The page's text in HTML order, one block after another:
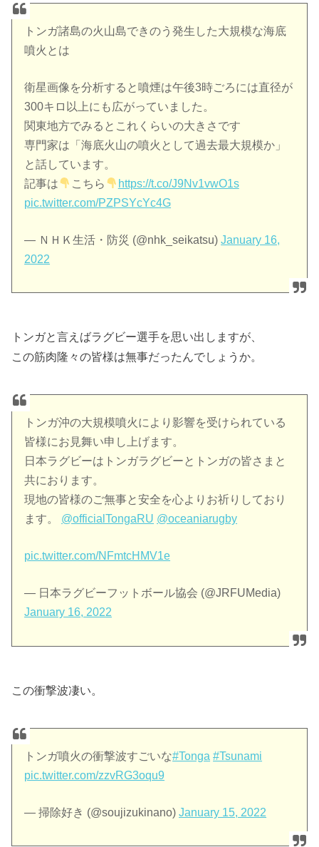
トンガ諸島の火山島できのう発生した大規模な海底
噴火とは
衛星画像を分析すると噴煙は午後3時ごろには直径が
300キロ以上にも広がっていました。
関東地方でみるとこれくらいの大きさです
専門家は「海底火山の噴火として過去最大規模か」
と話しています。
記事は
こちら
https://t.co/J9Nv1vwO1s
pic.twitter.com/PZPSYcYc4G
— ＮＨＫ生活・防災 (@nhk_seikatsu)January 16,
2022
トンガと言えばラグビー選手を思い出しますが、
この筋肉隆々の皆様は無事だったんでしょうか。
トンガ沖の大規模噴火により影響を受けられている
皆様にお見舞い申し上げます。
日本ラグビーはトンガラグビーとトンガの皆さまと
共におります。
現地の皆様のご無事と安全を心よりお祈りしており
ます。 ​​ @officialTongaRU @oceaniarugby
pic.twitter.com/NFmtcHMV1e
— 日本ラグビーフットボール協会 (@JRFUMedia)
January 16, 2022
この衝撃波凄い。
トンガ噴火の衝撃波すごいな#Tonga #Tsunami
pic.twitter.com/zzvRG3oqu9
— 掃除好き (@soujizukinano)January 15, 2022